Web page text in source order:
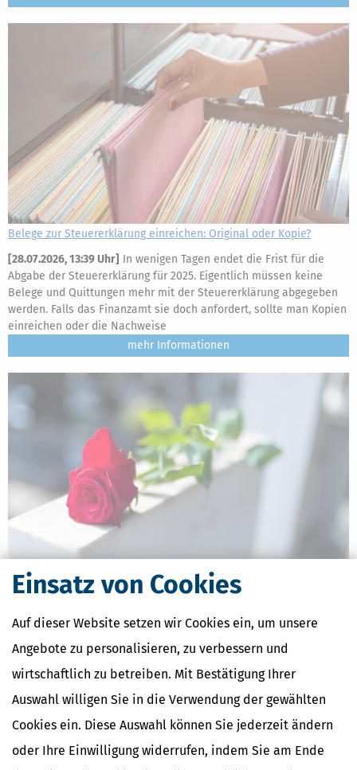
Einsatz von Cookies
Auf dieser Website setzen wir Cookies ein, um unsere
Angebote zu personalisieren, zu verbessern und
wirtschaftlich zu betreiben. Mit Bestätigung Ihrer
Auswahl willigen Sie in die Verwendung der gewählten
Cookies ein. Diese Auswahl können Sie jederzeit ändern
oder Ihre Einwilligung widerrufen, indem Sie am Ende
Belege zur Steuererklärung einreichen: Original oder Kopie?
[28.07.2026, 13:39 Uhr] In wenigen Tagen endet die Frist für die
Abgabe der Steuererklärung für 2025. Eigentlich müssen keine
Belege und Quittungen mehr mit der Steuererklärung abgegeben
werden. Falls das Finanzamt sie doch anfordert, sollte man Kopien
einreichen oder die Nachweise
mehr
Steuererklärung für Verstorbene: Alles Wichtige für Erben, Fristen
24.07.2026, 06:44 Uhr] Die steuerlichen Pflichten eines
Verstorbenen gehen mit dem Tod automatisch auf die Erben über.
Steuererklärung für das Todesjahr und eventuelle Vorjahre
abgeben muss, falls der Verstorbene dazu